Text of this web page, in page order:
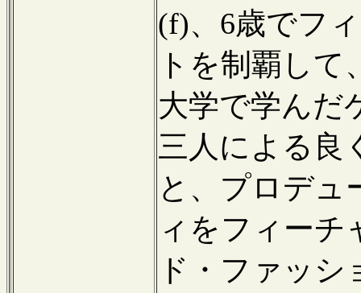
(f)、6歳でフ
トを制覇し
大学で学んだ
三人による良
と、プロデュ
ィをフィーチ
ド・ファッ